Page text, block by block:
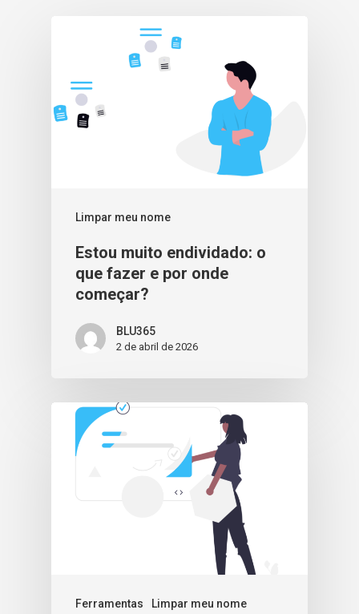
Limpar meu nome
Estou muito endividado: o
que fazer e por onde
começar?
BLU365
2 de abril de 2026
Ferramentas Limpar meu nome